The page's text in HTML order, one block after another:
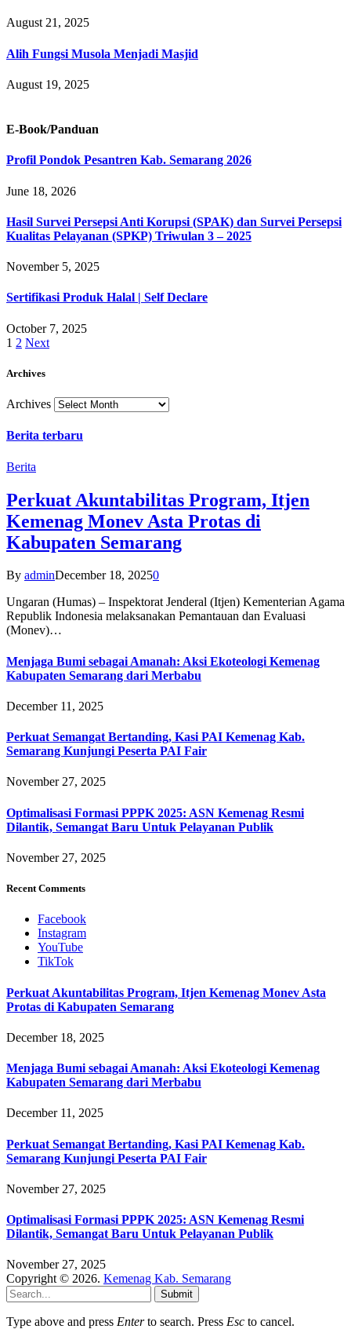
August 21, 2025
Alih Fungsi Musola Menjadi Masjid
August 19, 2025
E-Book/Panduan
Profil Pondok Pesantren Kab. Semarang 2026
June 18, 2026
Hasil Survei Persepsi Anti Korupsi (SPAK) dan Survei Persepsi
Kualitas Pelayanan (SPKP) Triwulan 3 – 2025
November 5, 2025
Sertifikasi Produk Halal | Self Declare
October 7, 2025
1 2 Next
Archives
Archives
Berita terbaru
Berita
Perkuat Akuntabilitas Program, Itjen
Kemenag Monev Asta Protas di
Kabupaten Semarang
By adminDecember 18, 20250
Ungaran (Humas) – Inspektorat Jenderal (Itjen) Kementerian Agama
Republik Indonesia melaksanakan Pemantauan dan Evaluasi
(Monev)…
Menjaga Bumi sebagai Amanah: Aksi Ekoteologi Kemenag
Kabupaten Semarang dari Merbabu
December 11, 2025
Perkuat Semangat Bertanding, Kasi PAI Kemenag Kab.
Semarang Kunjungi Peserta PAI Fair
November 27, 2025
Optimalisasi Formasi PPPK 2025: ASN Kemenag Resmi
Dilantik, Semangat Baru Untuk Pelayanan Publik
November 27, 2025
Recent Comments
Facebook
Instagram
YouTube
TikTok
Perkuat Akuntabilitas Program, Itjen Kemenag Monev Asta
Protas di Kabupaten Semarang
December 18, 2025
Menjaga Bumi sebagai Amanah: Aksi Ekoteologi Kemenag
Kabupaten Semarang dari Merbabu
December 11, 2025
Perkuat Semangat Bertanding, Kasi PAI Kemenag Kab.
Semarang Kunjungi Peserta PAI Fair
November 27, 2025
Optimalisasi Formasi PPPK 2025: ASN Kemenag Resmi
Dilantik, Semangat Baru Untuk Pelayanan Publik
November 27, 2025
Copyright © 2026. Kemenag Kab. Semarang
Submit
Type above and press Enterto search. Press Esc to cancel.